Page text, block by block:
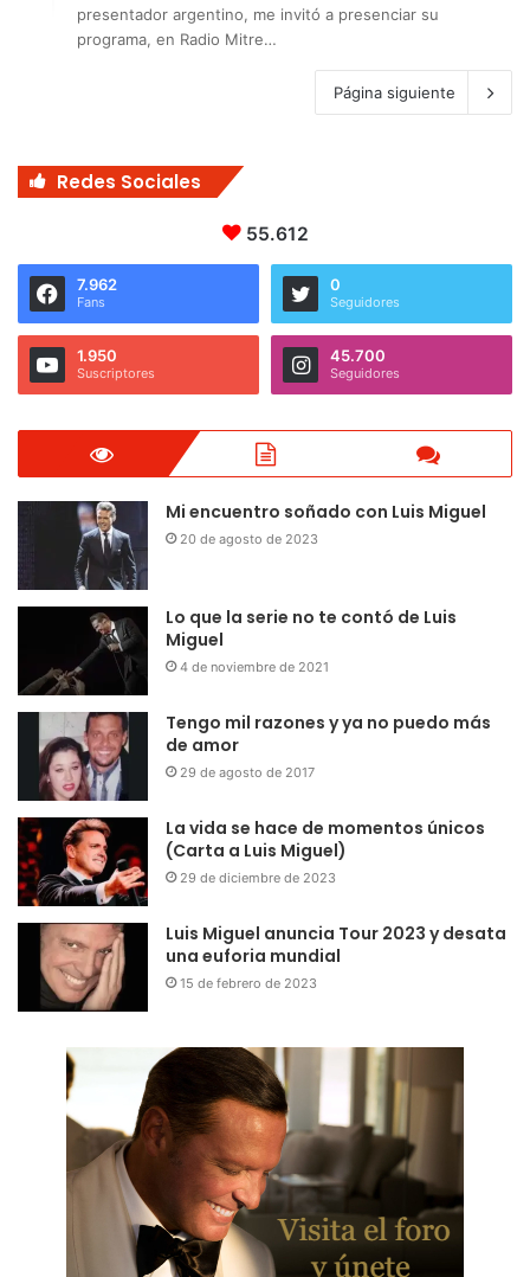
presentador argentino, me invitó a presenciar su
programa, en Radio Mitre…
Página siguiente
Redes Sociales
55.612
7.962
Fans
0
Seguidores
1.950
Suscriptores
45.700
Seguidores
Mi encuentro soñado con Luis Miguel
20 de agosto de 2023
Lo que la serie no te contó de Luis
Miguel
4 de noviembre de 2021
Tengo mil razones y ya no puedo más
de amor
29 de agosto de 2017
La vida se hace de momentos únicos
(Carta a Luis Miguel)
29 de diciembre de 2023
Luis Miguel anuncia Tour 2023 y desata
una euforia mundial
15 de febrero de 2023